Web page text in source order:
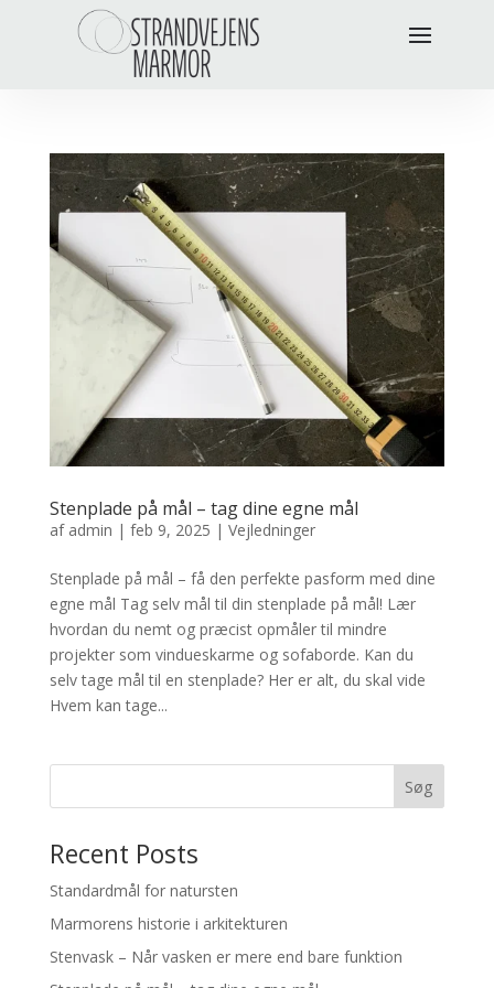
Stenplade på mål – tag dine egne mål
af admin | feb 9, 2025 | Vejledninger
Stenplade på mål – få den perfekte pasform med dine
egne mål Tag selv mål til din stenplade på mål! Lær
hvordan du nemt og præcist opmåler til mindre
projekter som vindueskarme og sofaborde. Kan du
selv tage mål til en stenplade? Her er alt, du skal vide
Hvem kan tage...
Søg
Recent Posts
Standardmål for natursten
Marmorens historie i arkitekturen
Stenvask – Når vasken er mere end bare funktion